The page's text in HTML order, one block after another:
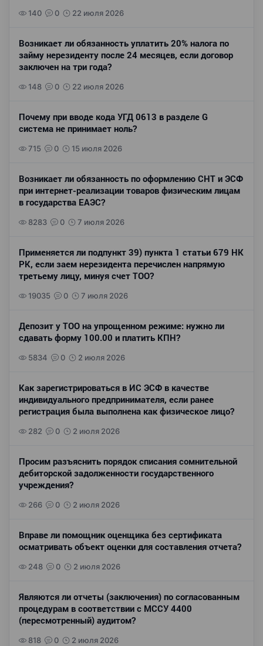
140 0 22 июля 2026
Возникает ли обязанность уплатить 20% налога по
займу нерезиденту после 24 месяцев, если договор
заключен на три года?
148 0 22 июля 2026
Почему при вводе кода УГД 0613 в разделе G
система не принимает ноль?
715 0 15 июля 2026
Возникает ли обязанность по оформлению СНТ и ЭСФ
при интернет-реализации товаров физическим лицам
в государства ЕАЭС?
8283 0 7 июля 2026
Применяется ли подпункт 39) пункта 1 статьи 679 НК
РК, если заем нерезидента перечислен напрямую
третьему лицу, минуя счет ТОО?
19035 0 7 июля 2026
Депозит у ТОО на упрощенном режиме: нужно ли
сдавать форму 100.00 и платить КПН?
5834 0 2 июля 2026
Как зарегистрироваться в ИС ЭСФ в качестве
индивидуального предпринимателя, если ранее
регистрация была выполнена как физическое лицо?
282 0 2 июля 2026
Просим разъяснить порядок списания сомнительной
дебиторской задолженности государственного
учреждения?
266 0 2 июля 2026
Вправе ли помощник оценщика без сертификата
осматривать объект оценки для составления отчета?
248 0 2 июля 2026
Являются ли отчеты (заключения) по согласованным
процедурам в соответствии с МССУ 4400
(пересмотренный) аудитом?
818 0 2 июля 2026